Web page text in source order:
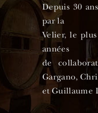
Depuis 30
par la
Velier, le
années
de
Gargano,
et Guillaume